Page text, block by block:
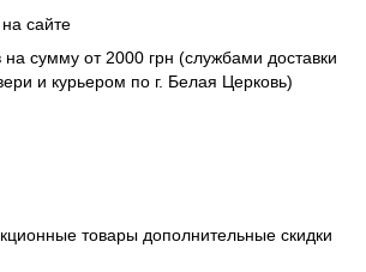
сайте
на сумму от 2000 грн (службами доставки
и курьером по г. Белая Церковь)
товары дополнительные скидки